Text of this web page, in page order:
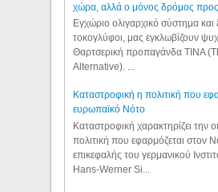
χώρα, αλλά ο μόνος δρόμος προς
Εγχώριο ολιγαρχικό σύστημα και
τοκογλύφοι, μας εγκλωβίζουν
Θαρτσερική προπαγάνδα TINA
Alternative). ...
Καταστροφική η πολιτική που
ευρωπαϊκό Νότο
Καταστροφική χαρακτηρίζει την
πολιτική που εφαρμόζεται στον
επικεφαλής του γερμανικού
Hans-Werner Si...